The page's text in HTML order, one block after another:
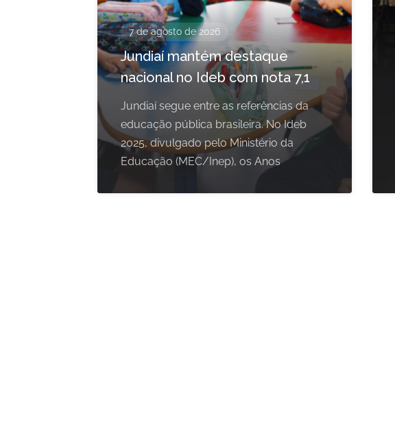
7 de agosto de 2026
Jundiaí mantém destaque
nacional no Ideb com nota 7,1
Jundiaí segue entre as referências da
educação pública brasileira. No Ideb
2025, divulgado pelo Ministério da
Educação (MEC/Inep), os Anos